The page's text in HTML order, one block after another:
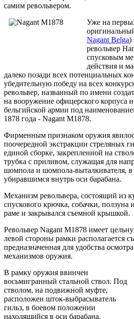
самим револьвером.
Уже на
Nagant Belga)
револьвер
спусковым
действия и
далеко позади всех потенциальных
убедительную победу на всех
револьвер, названный по имени
на вооружение офицерского корпуса
бельгийской армии под
1878 года - Nagant M1878.
Фирменным признаком оружия
поочередной экстракции стреляных
единой сборке, закрепленной на
трубка с приливом, служащая для
шомпола и шомпола-выталкивателя,
убиравшимся внутрь оси барабана.
Механизм револьвера, состоящий из
спускового крючка, собачки, ползуна
раме и закрывался съемной крышкой.
Револьвер Nagant M1878 имеет
левой стороны рамки располагается
предназначенная для удобства
механизмов оружия.
В рамку оружия ввинчен
восьмигранный стальной ствол. Под
стволом, на подвижной муфте,
расположен шток-выбрасыватель
гильз, в боевом положении
находящийся в оси барабана.